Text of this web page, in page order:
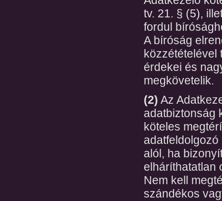
tv. 21. § (5),
fordul
A bíróság
közzétételével
érdekei és
megkövetelik.
(2) Az
adatbiztonság
köteles
alól, ha
elháríthatatlan
Nem kell
szándékos